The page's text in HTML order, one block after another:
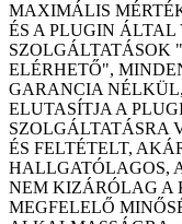
MAXIMÁLIS
ÉS A PLUGIN
SZOLGÁLTATÁSOK
ELÉRHETŐ",
GARANCIA
ELUTASÍTJA A
SZOLGÁLTATÁSRA
ÉS FELTÉTELT,
HALLGATÓLAGOS,
NEM KIZÁRÓLAG A
MEGFELELŐ